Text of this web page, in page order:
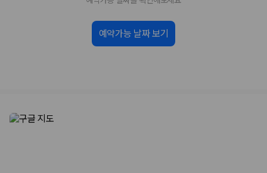
비교 후 원하는 차량을 바로 예약할 수 있습니다.
제주렌트카 실시간 가격비교 바로가기
제주렌트카 최저가는 차량 기본요금만으로 판단하기 어렵습니다. 보험 포
예약가능 날짜 보기